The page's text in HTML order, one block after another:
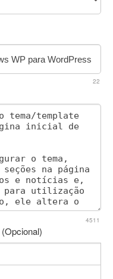
22
4511
(Opcional)